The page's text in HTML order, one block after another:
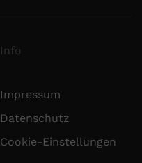
Info
Impressum
Datenschutz
Cookie-Einstellungen